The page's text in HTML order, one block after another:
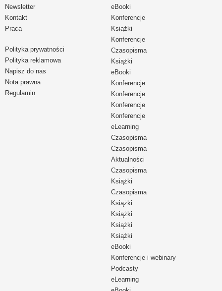
Newsletter
Kontakt
Praca
Polityka prywatności
Polityka reklamowa
Napisz do nas
Nota prawna
Regulamin
eBooki
Konferencje
Książki
Konferencje
Czasopisma
Książki
eBooki
Konferencje
Konferencje
Konferencje
Konferencje
eLearning
Czasopisma
Czasopisma
Aktualności
Czasopisma
Książki
Czasopisma
Książki
Książki
Książki
Książki
eBooki
Konferencje i webinary
Podcasty
eLearning